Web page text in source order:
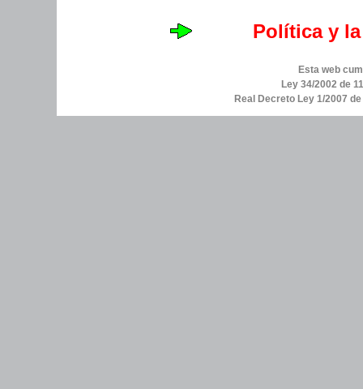
Política y
Esta web
Ley 34/2002 de
Real Decreto Ley 1/2007